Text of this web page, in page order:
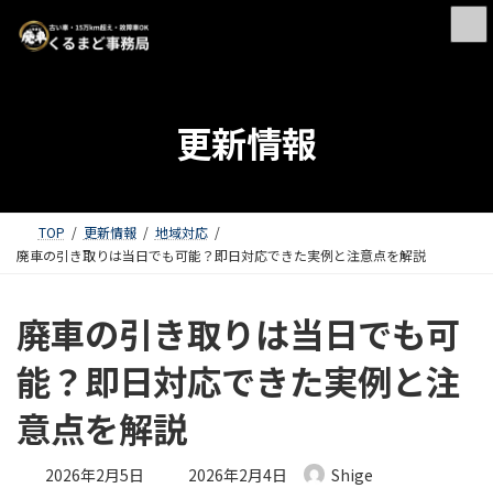
更新情報
TOP 更新情報
地域対応
廃車の引き取りは当日でも可能？即日対応できた実例と注意点を解説
廃車の引き取りは当日でも可
能？即日対応できた実例と注
意点を解説
2026年2月5日 最終更新日時 :
2026年2月4日 Shige